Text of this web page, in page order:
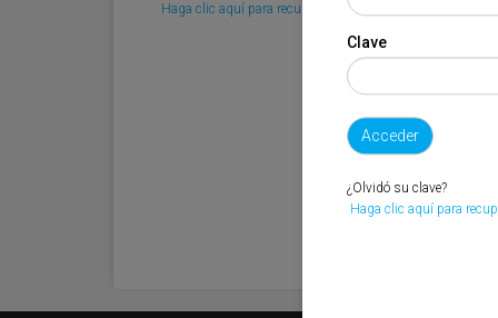
Haga clic aquí para recuperarla.
Clave
¿Olvidó su clave?
Haga clic aquí para